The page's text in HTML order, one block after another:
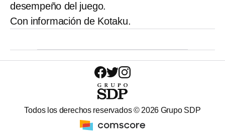
desempeño del juego.
Con información de Kotaku.
Todos los derechos reservados © 2026 Grupo SDP